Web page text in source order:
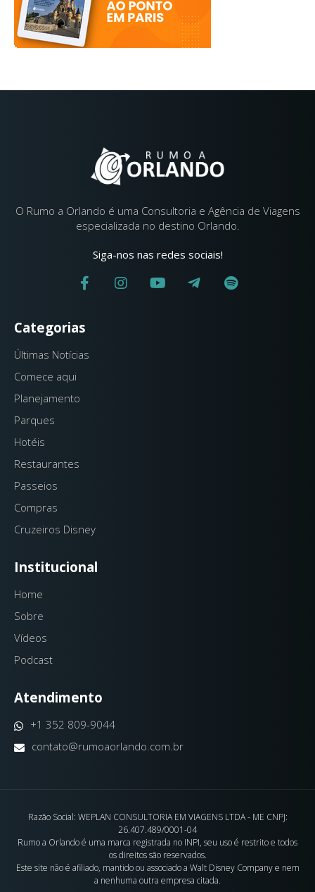
O Rumo a Orlando é uma Consultoria e Agência de Viagens
especializada no destino Orlando.
Siga-nos nas redes sociais!
Categorias
Últimas Notícias
Comece aqui
Planejamento
Parques
Hotéis
Restaurantes
Passeios
Compras
Cruzeiros Disney
Institucional
Home
Sobre
Vídeos
Podcast
Atendimento
+1 352 809-9044
contato@rumoaorlando.com.br
Razão Social: WEPLAN CONSULTORIA EM VIAGENS LTDA - ME CNPJ:
26.407.489/0001-04
Rumo a Orlando é uma marca registrada no INPI, seu uso é restrito e todos
os direitos são reservados.
Este site não é afiliado, mantido ou associado a Walt Disney Company e nem
a nenhuma outra empresa citada.